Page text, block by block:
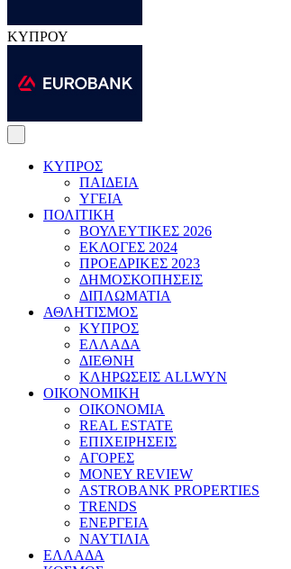
ΚΥΠΡΟΥ
ΚΥΠΡΟΣ
ΠΑΙΔΕΙΑ
ΥΓΕΙΑ
ΠΟΛΙΤΙΚΗ
ΒΟΥΛΕΥΤΙΚΕΣ 2026
ΕΚΛΟΓΕΣ 2024
ΠΡΟΕΔΡΙΚΕΣ 2023
ΔΗΜΟΣΚΟΠΗΣΕΙΣ
ΔΙΠΛΩΜΑΤΙΑ
ΑΘΛΗΤΙΣΜΟΣ
ΚΥΠΡΟΣ
ΕΛΛΑΔΑ
ΔΙΕΘΝΗ
ΚΛΗΡΩΣΕΙΣ ALLWYN
ΟΙΚΟΝΟΜΙΚΗ
ΟΙΚΟΝΟΜΙΑ
REAL ESTATE
ΕΠΙΧΕΙΡΗΣΕΙΣ
ΑΓΟΡΕΣ
MONEY REVIEW
ASTROBANK PROPERTIES
TRENDS
ΕΝΕΡΓΕΙΑ
ΝΑΥΤΙΛΙΑ
ΕΛΛΑΔΑ